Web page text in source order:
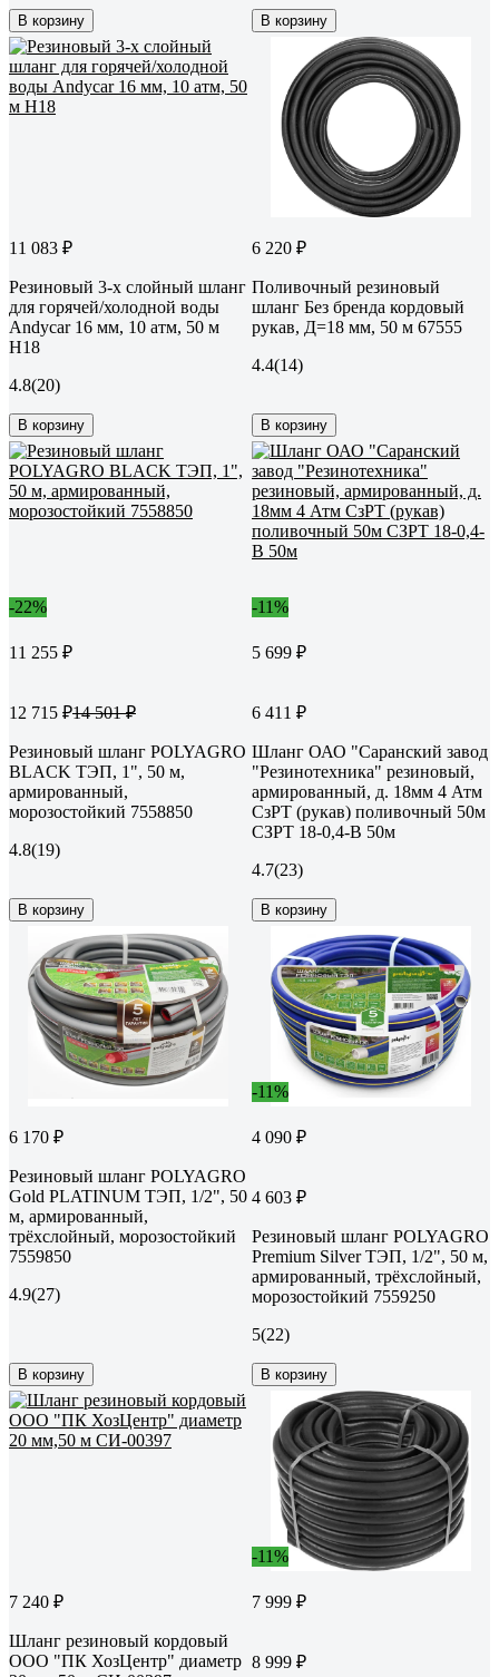
В корзину В корзину
11 083 ₽
Резиновый 3-х слойный шланг
для горячей/холодной воды
Andycar 16 мм, 10 атм, 50 м
H18
4.8(20)
В корзину
6 220 ₽
Поливочный резиновый
шланг Без бренда кордовый
рукав, Д=18 мм, 50 м 67555
4.4(14)
В корзину
-22%
11 255 ₽
12 715 ₽14 501 ₽
Резиновый шланг POLYAGRO
BLACK ТЭП, 1", 50 м,
армированный,
морозостойкий 7558850
4.8(19)
В корзину
-11%
5 699 ₽
6 411 ₽
Шланг ОАО "Саранский завод
"Резинотехника" резиновый,
армированный, д. 18мм 4 Атм
СзРТ (рукав) поливочный 50м
СЗРТ 18-0,4-В 50м
4.7(23)
В корзину
6 170 ₽
Резиновый шланг POLYAGRO
Gold PLATINUM ТЭП, 1/2", 50
м, армированный,
трёхслойный, морозостойкий
7559850
4.9(27)
В корзину
-11%
4 090 ₽
4 603 ₽
Резиновый шланг POLYAGRO
Premium Silver ТЭП, 1/2", 50 м,
армированный, трёхслойный,
морозостойкий 7559250
5(22)
В корзину
7 240 ₽
Шланг резиновый кордовый
ООО "ПК ХозЦентр" диаметр
-11%
7 999 ₽
8 999 ₽